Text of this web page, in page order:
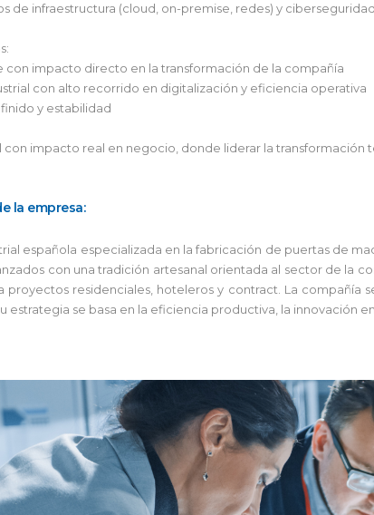
de infraestructura (cloud, on-premise, redes) y ciberseguridad
con impacto directo en la transformación de la compañía
con alto recorrido en digitalización y eficiencia operativa
y estabilidad
con impacto real en negocio, donde liderar la
la empresa:
española especializada en la fabricación de puertas de
con una tradición artesanal orientada al sector de la
proyectos residenciales, hoteleros y contract. La
estrategia se basa en la eficiencia productiva, la innovación